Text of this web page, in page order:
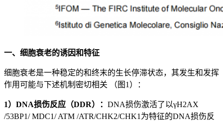
一、细胞衰老的诱因和特征
细胞衰老是一种稳定的和终末的生长停滞状态，其发生和发挥
作用可能与下述机制密切相关 （图1）：
1）DNA损伤反应（DDR）： DNA损伤激活了以γH2AX
/53BP1/ MDC1/ ATM /ATR/CHK2/CHK1为特征的DNA损伤反